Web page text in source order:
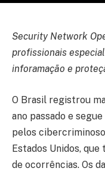
Security Network
profissionais
inforamação e
O Brasil registrou
ano passado e
pelos
Estados Unidos, que
de ocorrências. Os